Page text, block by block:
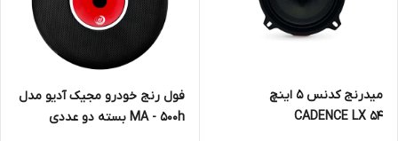
میدرنج کدنس 5 اینچ
CADENCE LX 54
فول رنج خودرو مجیک آدیو مدل
MA - 500h بسته دو عددی